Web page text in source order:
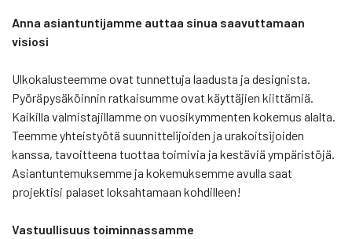
Anna asiantuntijamme auttaa sinua saavuttamaan
visiosi
Ulkokalusteemme ovat tunnettuja laadusta ja designista.
Pyöräpysäköinnin ratkaisumme ovat käyttäjien kiittämiä.
Kaikilla valmistajillamme on vuosikymmenten kokemus alalta.
Teemme yhteistyötä suunnittelijoiden ja urakoitsijoiden
kanssa, tavoitteena tuottaa toimivia ja kestäviä ympäristöjä.
Asiantuntemuksemme ja kokemuksemme avulla saat
projektisi palaset loksahtamaan kohdilleen!
Vastuullisuus toiminnassamme